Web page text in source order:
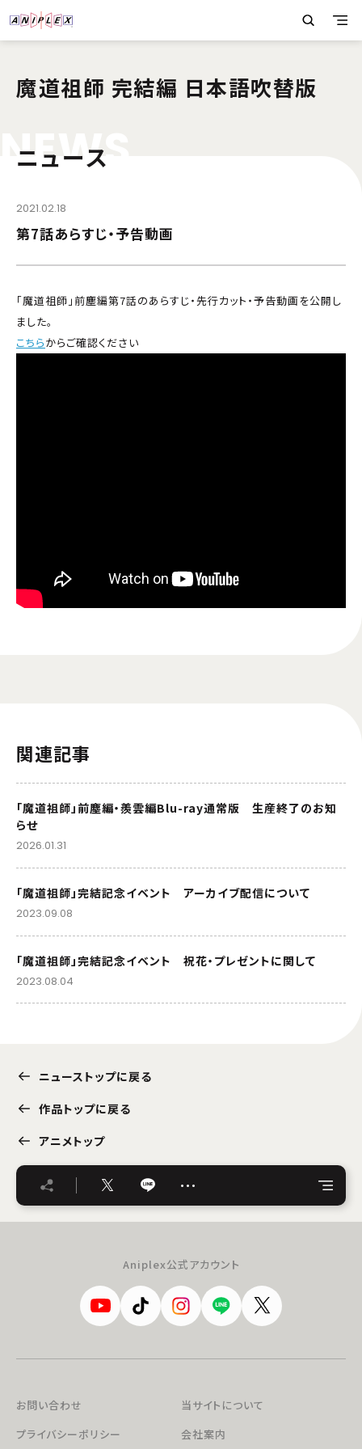
魔道祖師 完結編 日本語吹替版
NEWS
ニュース
2021.02.18
第7話あらすじ・予告動画
「魔道祖師」前塵編第7話のあらすじ・先行カット・予告動画を公開し
ました。
こちらからご確認ください
関連記事
「魔道祖師」前塵編・羨雲編Blu-ray通常版 生産終了のお知
らせ
2026.01.31
「魔道祖師」完結記念イベント アーカイブ配信について
2023.09.08
「魔道祖師」完結記念イベント 祝花・プレゼントに関して
2023.08.04
ニューストップに戻る
作品トップに戻る
アニメトップ
…
Aniplex公式アカウント
お問い合わせ
当サイトについて
プライバシーポリシー
会社案内